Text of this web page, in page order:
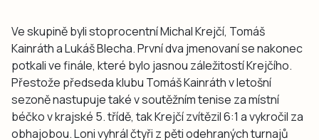
Ve skupině byli stoprocentní Michal Krejčí, Tomáš
Kainráth a Lukáš Blecha. První dva jmenovaní se nakonec
potkali ve finále, které bylo jasnou záležitostí Krejčího.
Přestože předseda klubu Tomáš Kainráth v letošní
sezoně nastupuje také v soutěžním tenise za místní
béčko v krajské 5. třídě, tak Krejčí zvítězil 6:1 a vykročil za
obhajobou. Loni vyhrál čtyři z pěti odehraných turnajů